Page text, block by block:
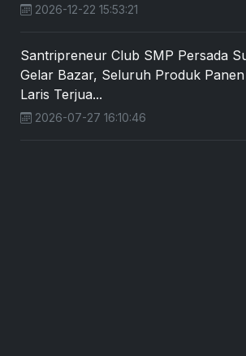
2026-12-22 15:53:21
Santripreneur Club SMP Persada
Gelar Bazar, Seluruh Produk
Laris Terjua...
2026-07-27 16:10:46